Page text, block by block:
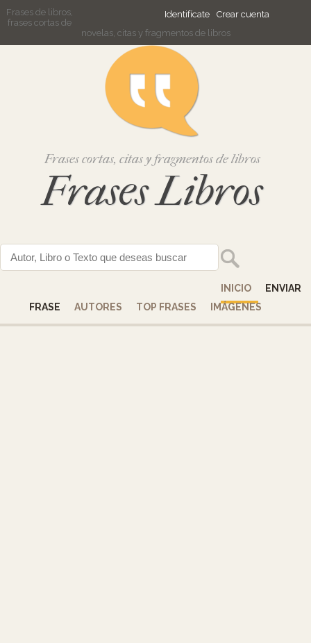
Identifícate Crear cuenta
Frases de libros,
frases cortas de
novelas, citas y fragmentos de libros
Frases cortas, citas y fragmentos de libros
Frases Libros
INICIO
ENVIAR
FRASE
AUTORES TOP FRASES IMÁGENES